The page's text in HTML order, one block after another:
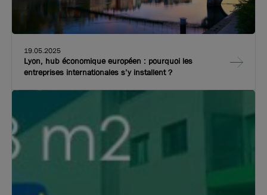
19.05.2025
Lyon, hub économique européen : pourquoi les
entreprises internationales s’y installent ?